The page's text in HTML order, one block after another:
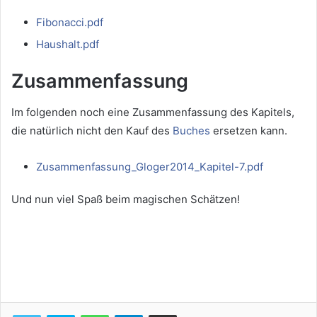
Fibonacci.pdf
Haushalt.pdf
Zusammenfassung
Im folgenden noch eine Zusammenfassung des Kapitels,
die natürlich nicht den Kauf des Buches ersetzen kann.
Zusammenfassung_Gloger2014_Kapitel-7.pdf
Und nun viel Spaß beim magischen Schätzen!